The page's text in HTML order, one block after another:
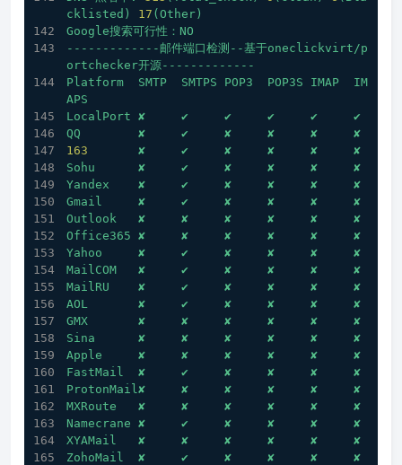
cklisted)
17 (Other)
Google搜索可行性：NO
-------------邮件端口检测--基于oneclickvirt/p
ortchecker开源-------------
Platform
SMTP SMTPS POP3 POP3S IMAP
IM
APS
LocalPort ✘ ✔ ✔ ✔ ✔
✔
QQ
✘ ✔ ✘ ✘ ✘
✘
163
✘ ✔ ✘ ✘ ✘
✘
Sohu
✘ ✔ ✘ ✘ ✘
✘
Yandex
✘ ✔ ✘ ✘ ✘
✘
Gmail
✘ ✔ ✘ ✘ ✘
✘
Outlook
✘ ✘ ✘ ✘ ✘
✘
Office365 ✘ ✘ ✘ ✘ ✘
✘
Yahoo
✘ ✔ ✘ ✘ ✘
✘
MailCOM
✘ ✔ ✘ ✘ ✘
✘
MailRU
✘ ✔ ✘ ✘ ✘
✘
AOL
✘ ✔ ✘ ✘ ✘
✘
GMX
✘ ✘ ✘ ✘ ✘
✘
Sina
✘ ✘ ✘ ✘ ✘
✘
Apple
✘ ✘ ✘ ✘ ✘
✘
FastMail
✘ ✔ ✘ ✘ ✘
✘
ProtonMail✘
✘ ✘ ✘ ✘
✘
MXRoute
✘ ✘ ✘ ✘ ✘
✘
Namecrane ✘ ✔ ✘ ✘ ✘
✘
XYAMail
✘ ✘ ✘ ✘ ✘
✘
ZohoMail
✘ ✔ ✘ ✘ ✘
✘